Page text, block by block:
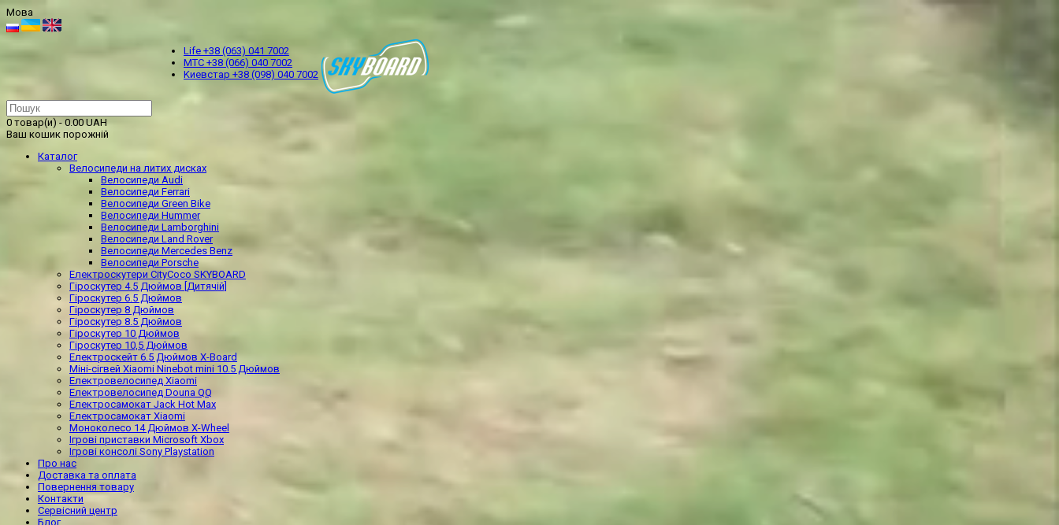
Мова
Life +38 (063) 041 7002
МТС +38 (066) 040 7002
Kиевстар +38 (098) 040 7002
0 товар(и) - 0.00 UAH
Ваш кошик порожній
Каталог
Велосипеди на литих дисках
Велосипеди Audi
Велосипеди Ferrari
Велосипеди Green Bike
Велосипеди Hummer
Велосипеди Lamborghini
Велосипеди Land Rover
Велосипеди Mercedes Benz
Велосипеди Porsche
Електроскутери CityCoco SKYBOARD
Гіроскутер 4.5 Дюймов [Дитячій]
Гіроскутер 6.5 Дюймов
Гіроскутер 8 Дюймов
Гіроскутер 8.5 Дюймов
Гіроскутер 10 Дюймов
Гіроскутер 10,5 Дюймов
Електроскейт 6.5 Дюймов X-Board
Міні-сігвей Xiaomi Ninebot mini 10.5 Дюймов
Електровелосипед Xiaomi
Електровелосипед Douna QQ
Електросамокат Jack Hot Max
Електросамокат Xiaomi
Моноколесо 14 Дюймов X-Wheel
Ігрові приставки Microsoft Xbox
Ігрові консолі Sony Playstation
Про нас
Доставка та оплата
Повернення товару
Контакти
Сервісний центр
Блог